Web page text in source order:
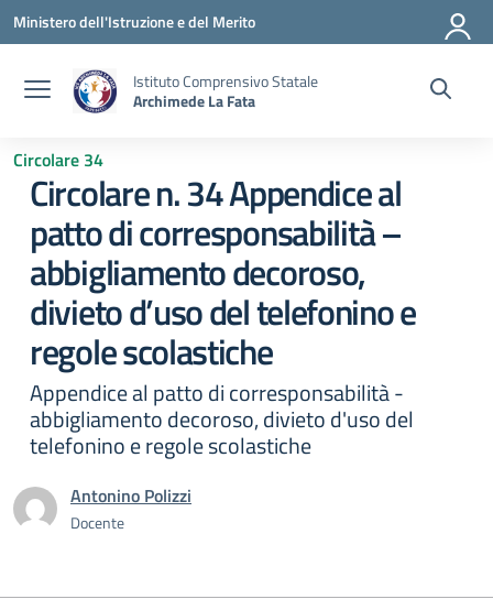
Vai ai contenuti
Vai al menu di navigazione
Vai al footer
Ministero dell'Istruzione e del Merito
Istituto Comprensivo Statale
Archimede La Fata
Circolare 34
Circolare n. 34 Appendice al
patto di corresponsabilità –
abbigliamento decoroso,
divieto d’uso del telefonino e
regole scolastiche
Appendice al patto di corresponsabilità -
abbigliamento decoroso, divieto d'uso del
telefonino e regole scolastiche
Antonino Polizzi
Docente